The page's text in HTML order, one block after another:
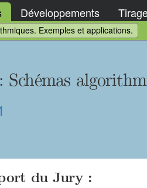
Développements
Exemples et applications.
Schémas
du Jury :